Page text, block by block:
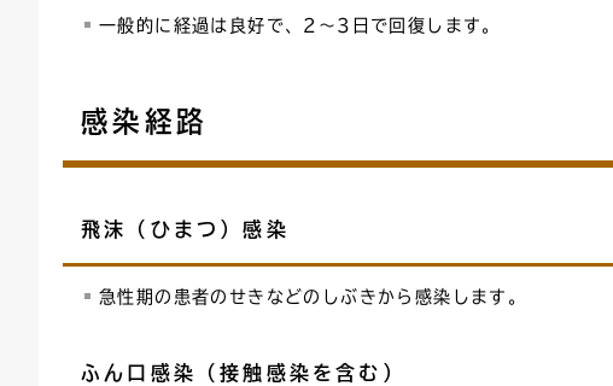
一般的に経過は良好で、2～3日で回復します。
感染経路
飛沫（ひまつ）感染
急性期の患者のせきなどのしぶきから感染します。
ふん口感染（接触感染を含む）